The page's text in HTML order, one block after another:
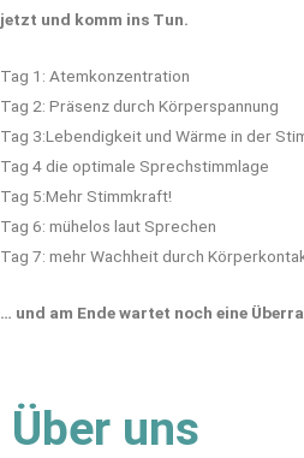
jetzt und komm ins Tun.
Tag 1: Atemkonzentration
Tag 2: Präsenz durch Körperspannung
Tag 3:Lebendigkeit und Wärme in der
Tag 4 die optimale Sprechstimmlage
Tag 5:Mehr Stimmkraft!
Tag 6: mühelos laut Sprechen
Tag 7: mehr Wachheit durch
… und am Ende wartet noch eine
Über uns